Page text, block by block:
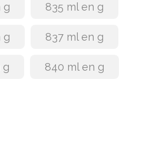
g 835 ml en g
g 837 ml en g
g 840 ml en g